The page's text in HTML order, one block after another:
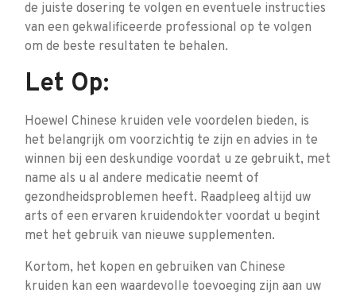
de juiste dosering te volgen en eventuele instructies
van een gekwalificeerde professional op te volgen
om de beste resultaten te behalen.
Let Op:
Hoewel Chinese kruiden vele voordelen bieden, is
het belangrijk om voorzichtig te zijn en advies in te
winnen bij een deskundige voordat u ze gebruikt, met
name als u al andere medicatie neemt of
gezondheidsproblemen heeft. Raadpleeg altijd uw
arts of een ervaren kruidendokter voordat u begint
met het gebruik van nieuwe supplementen.
Kortom, het kopen en gebruiken van Chinese
kruiden kan een waardevolle toevoeging zijn aan uw